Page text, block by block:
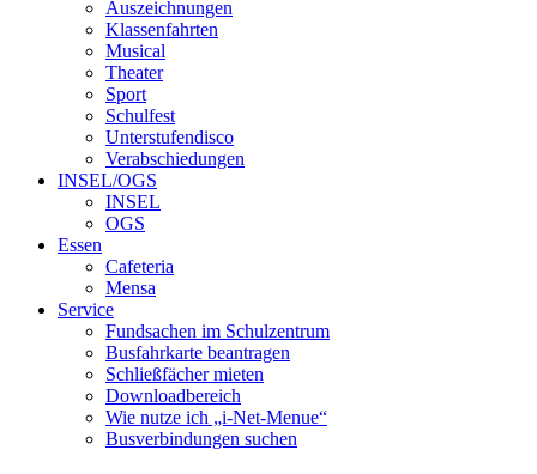
Auszeichnungen
Klassenfahrten
Musical
Theater
Sport
Schulfest
Unterstufendisco
Verabschiedungen
INSEL/OGS
INSEL
OGS
Essen
Cafeteria
Mensa
Service
Fundsachen im Schulzentrum
Busfahrkarte beantragen
Schließfächer mieten
Downloadbereich
Wie nutze ich „i-Net-Menue“
Busverbindungen suchen